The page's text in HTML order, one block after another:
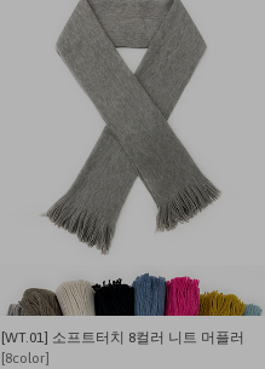
[WT.01] 소프트터치 8컬러 니트 머플러
[8color]